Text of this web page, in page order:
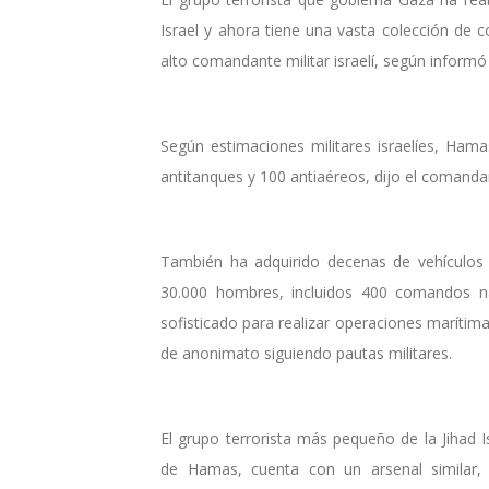
Israel y ahora tiene una vasta colección de
alto comandante militar israelí, según
Según estimaciones militares israelíes,
antitanques y 100 antiaéreos, dijo el
También ha adquirido decenas de
30.000 hombres, incluidos 400 comandos
sofisticado para realizar operaciones
de anonimato siguiendo pautas militares.
El grupo terrorista más pequeño de la Jihad
de Hamas, cuenta con un arsenal